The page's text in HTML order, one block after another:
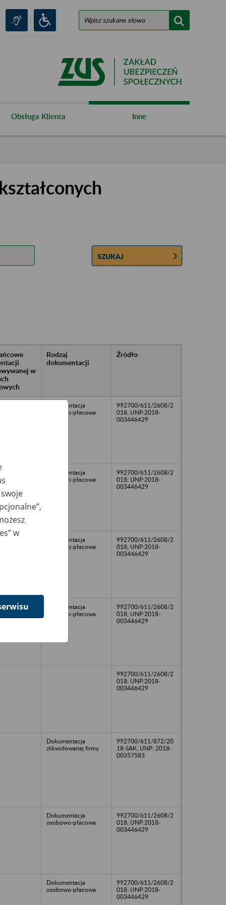
Obsługa Klienta Inne
SZUKAJ
w
Rodzaj
dokumentacji
Źródło
Dokumentacja
osobowo-płacowa
992700/611/2608/2
018; UNP:2018-
003446429
Dokumentacja
osobowo-płacowa
992700/611/2608/2
018; UNP:2018-
003446429
Dokumentacja
osobowo-płacowa
992700/611/2608/2
018; UNP:2018-
003446429
Dokumentacja
osobowo-płacowa
992700/611/2608/2
018; UNP:2018-
003446429
992700/611/2608/2
018; UNP:2018-
003446429
Dokumentacja
zlikwidowanej firmy
992700/611/872/20
18-SAK; UNP: 2018-
00357583
Dokumentacja
osobowo-płacowa
992700/611/2608/2
018; UNP:2018-
003446429
Dokumentacja
osobowo-płacowa
992700/611/2608/2
018; UNP:2018-
003446429
w